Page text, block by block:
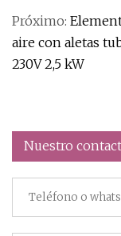
Próximo:
aire con aletas
230V 2,5 kW
Nuestro